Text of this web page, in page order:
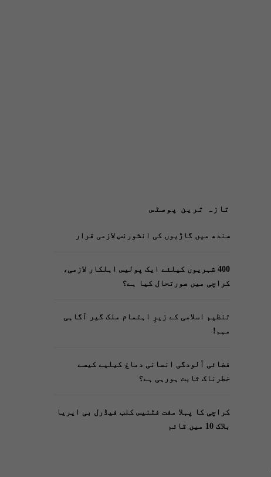
تازہ ترین پوسٹس
سندھ میں گاڑیوں کی انشورنس لازمی قرار
400 شہریوں کیلئے ایک پولیس اہلکار لازمی،
کراچی میں صورتحال کیا ہے؟
تنظیم اسلامی کے زیرِ اہتمام ملک گیر آگاہی
مہم!
فضائی آلودگی انسانی دماغ کیلیے کیسے
خطرناک ثابت ہورہی ہے؟
کراچی کا پہلا مفت فٹنیس کلب فیڈرل بی ایریا
بلاک 10 میں قائم